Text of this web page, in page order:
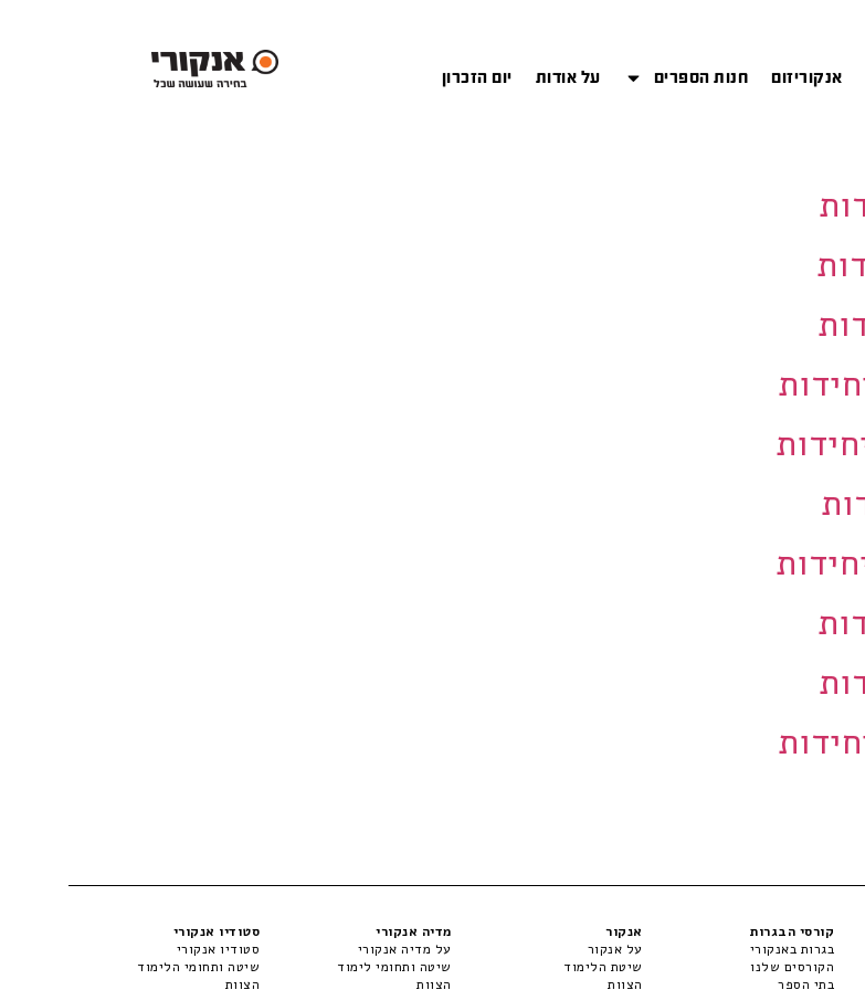
אנקוריזום חנות הספרים על אודות יום הזכרון
קורסי הבגרות
בגרות באנקורי
הקורסים שלנו
בתי הספר
אנקור
על אנקור
שיטת הלימוד
הצוות
מדיה אנקורי
על מדיה אנקורי
שיטה ותחומי לימוד
הצוות
סטודיו אנקורי
סטודיו אנקורי
שיטה ותחומי הלימוד
הצוות